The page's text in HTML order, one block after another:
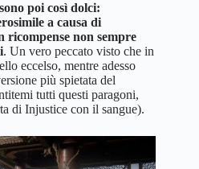
poi così dolci:
a causa di
ricompense non sempre
. Un vero peccato visto che in
eccelso, mentre adesso
più spietata del
tutti questi paragoni,
di Injustice con il sangue).